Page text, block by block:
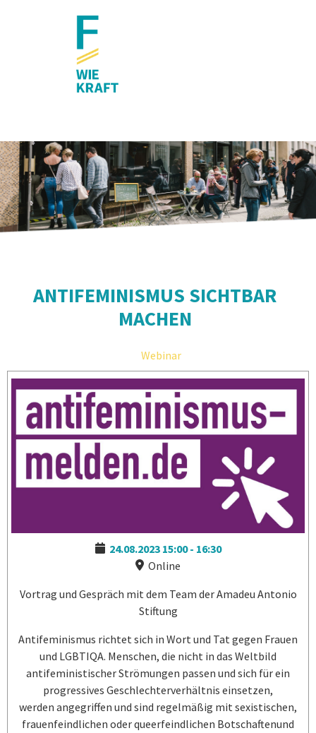
ANTIFEMINISMUS SICHTBAR
MACHEN
Webinar
24.08.2023 15:00- 16:30
Online
Vortrag und Gespräch mit dem Team der Amadeu Antonio
Stiftung
Antifeminismus richtet sich in Wort und Tat gegen Frauen
und LGBTIQA. Menschen, die nicht in das Weltbild
antifeministischer Strömungen passen und sich für ein
progressives Geschlechterverhältnis einsetzen,
werden angegriffen und sind regelmäßig mit sexistischen,
frauenfeindlichen oder queerfeindlichen Botschaftenund